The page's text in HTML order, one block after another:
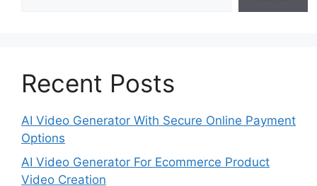
Recent Posts
AI Video Generator With Secure Online Payment
Options
AI Video Generator For Ecommerce Product
Video Creation